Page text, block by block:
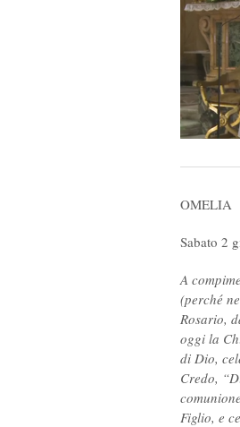
OMELIA
Sabato 2
A
(perché
Rosario,
oggi la
di Dio,
Credo,
Figlio, e